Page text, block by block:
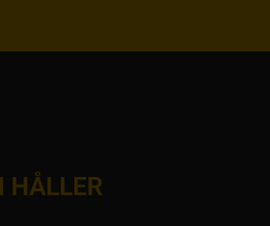
HÅLLER